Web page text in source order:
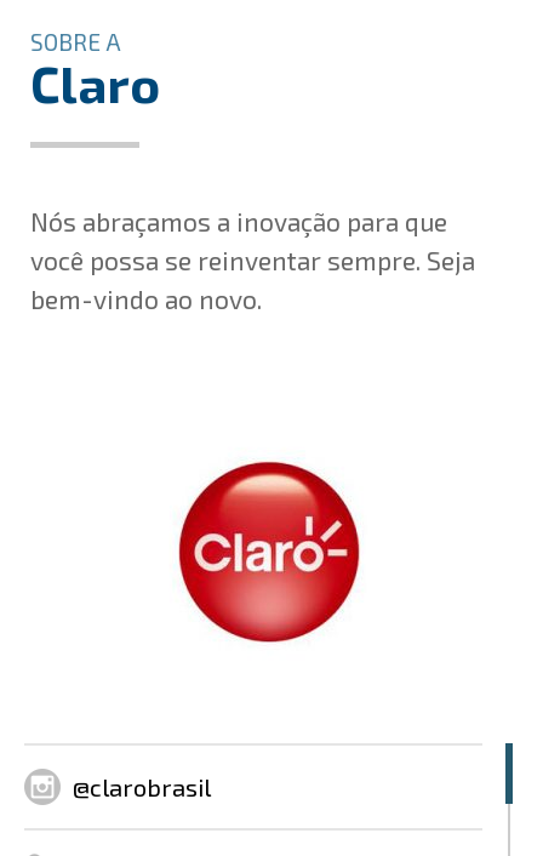
@clarobrasil
SOBRE A
Claro
Nós abraçamos a inovação para que
você possa se reinventar sempre. Seja
bem-vindo ao novo.